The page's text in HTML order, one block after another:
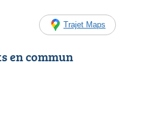
Trajet Maps
en commun